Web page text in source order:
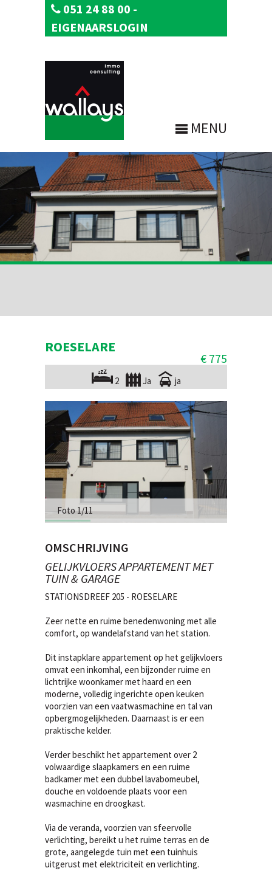
051 24 88 00 -
EIGENAARSLOGIN
MENU
ROESELARE
€ 775
2 Ja ja
Foto 1/11
OMSCHRIJVING
GELIJKVLOERS APPARTEMENT MET
TUIN & GARAGE
STATIONSDREEF 205 - ROESELARE
Zeer nette en ruime benedenwoning met alle
comfort, op wandelafstand van het station.
Dit instapklare appartement op het gelijkvloers
omvat een inkomhal, een bijzonder ruime en
lichtrijke woonkamer met haard en een
moderne, volledig ingerichte open keuken
voorzien van een vaatwasmachine en tal van
opbergmogelijkheden. Daarnaast is er een
praktische kelder.
Verder beschikt het appartement over 2
volwaardige slaapkamers en een ruime
badkamer met een dubbel lavabomeubel,
douche en voldoende plaats voor een
wasmachine en droogkast.
Via de veranda, voorzien van sfeervolle
verlichting, bereikt u het ruime terras en de
grote, aangelegde tuin met een tuinhuis
uitgerust met elektriciteit en verlichting.